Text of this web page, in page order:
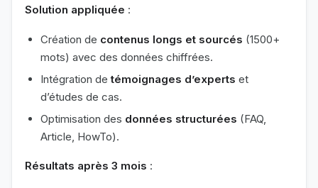
Solution appliquée :
Création de contenus longs et sourcés (1500+
mots) avec des données chiffrées.
Intégration detémoignages d’experts et
d’études de cas.
Optimisation des données structurées (FAQ,
Article, HowTo).
Résultats après 3 mois :